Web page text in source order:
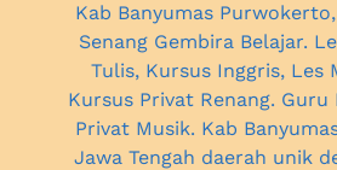
Kab Banyumas
Senang Gembira Belajar.
Tulis, Kursus Inggris, Les
Kursus Privat Renang. Guru
Privat Musik. Kab
Jawa Tengah daerah unik